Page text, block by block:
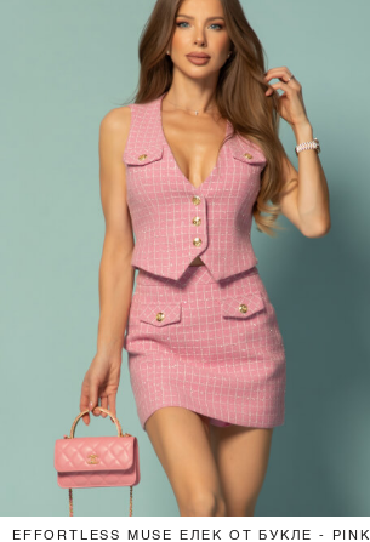
XS
EFFORTLESS MUSE ЕЛЕК ОТ БУКЛЕ - PINK